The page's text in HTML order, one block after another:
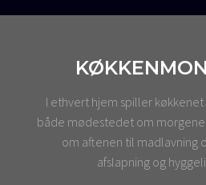
I ethvert hjem spiller
både mødestedet om
om aftenen til madlavning
afslapning og